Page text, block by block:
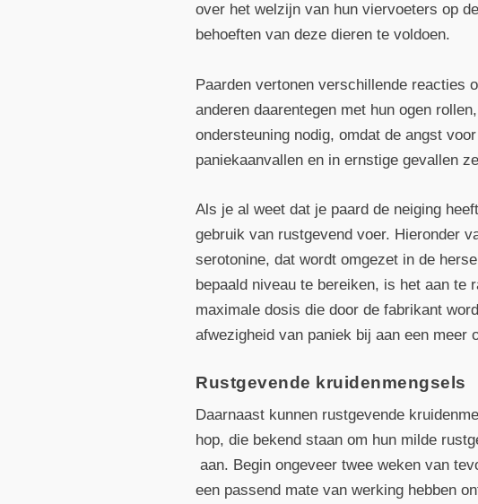
over het welzijn van hun viervoeters op
behoeften van deze dieren te voldoen.
Paarden vertonen verschillende reacties
anderen daarentegen met hun ogen
ondersteuning nodig, omdat de angst
paniekaanvallen en in ernstige gevallen
Als je al weet dat je paard de neiging
gebruik van rustgevend voer. Hieronder
serotonine, dat wordt omgezet in de
bepaald niveau te bereiken, is het aan te
maximale dosis die door de fabrikant
afwezigheid van paniek bij aan een meer
Rustgevende kruidenmengsels
Daarnaast kunnen rustgevende
hop, die bekend staan om hun milde
aan. Begin ongeveer twee weken van
een passend mate van werking hebben